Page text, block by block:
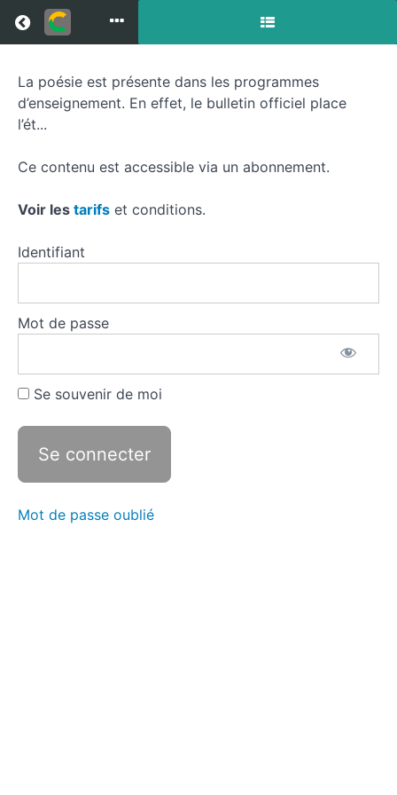
Return to all courses
La
poésie
dans
les
programmes
Course
Overview
La poésie est présente dans les programmes
d’enseignement. En effet, le bulletin officiel place
l’ét...
Ce contenu est accessible via un abonnement.
Voir les tarifs et conditions.
Identifiant
Mot de passe
Se souvenir de moi
Mot de passe oublié